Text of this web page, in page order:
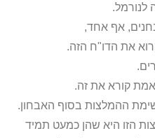
לנורמל.
אף אחד,
את הדו"ח הזה.
קורא את זה.
ההמלצות בסוף האבחון.
הזו היא שהן כמעט תמיד